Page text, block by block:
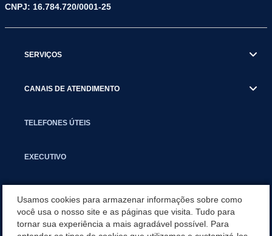
CNPJ: 16.784.720/0001-25
SERVIÇOS
CANAIS DE ATENDIMENTO
TELEFONES ÚTEIS
EXECUTIVO
APLICATIVO
Usamos cookies para armazenar informações sobre como
você usa o nosso site e as páginas que visita. Tudo para
tornar sua experiência a mais agradável possível. Para